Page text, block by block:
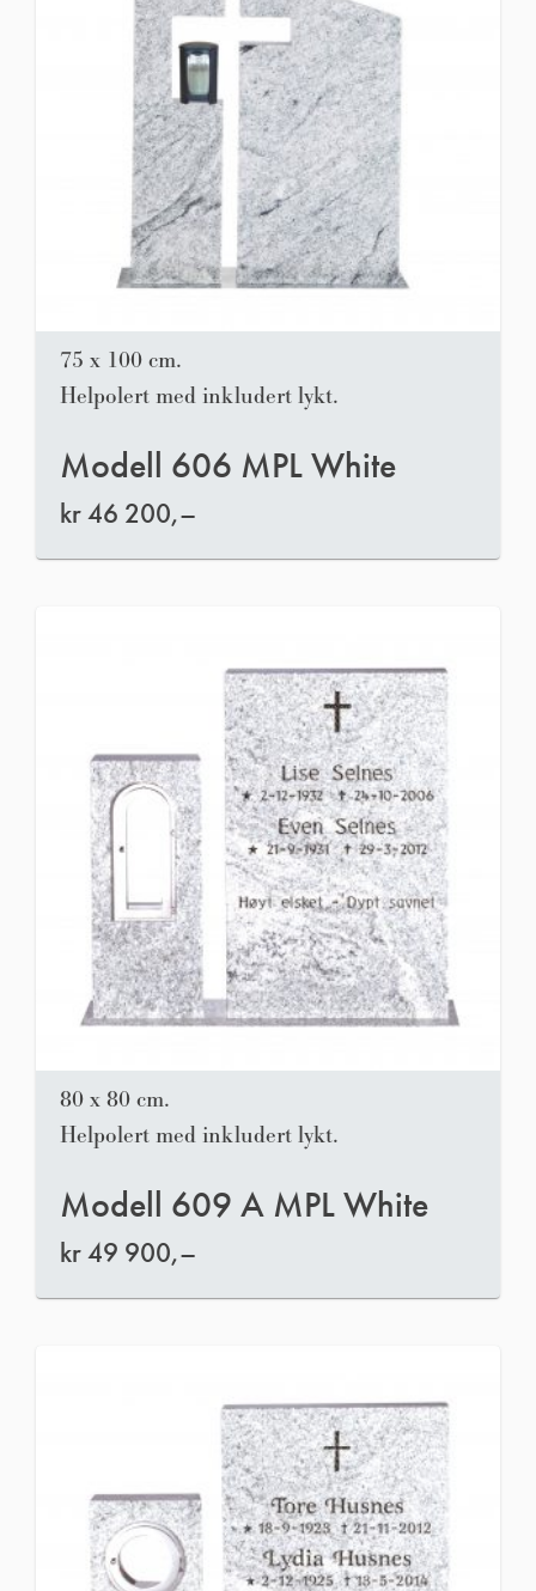
75 x 100 cm.
Helpolert med inkludert lykt.
Modell 606 MPL White
kr46 200,–
80 x 80 cm.
Helpolert med inkludert lykt.
Modell 609 A MPL White
kr49 900,–